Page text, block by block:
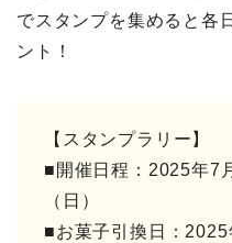
でスタンプを集めると各
ント！
【スタンプラリー】
■開催日程：2025年7
（日）
■お菓子引換日：